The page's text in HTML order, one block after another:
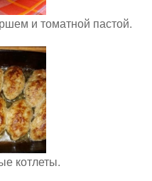
и томатной пастой.
котлеты.